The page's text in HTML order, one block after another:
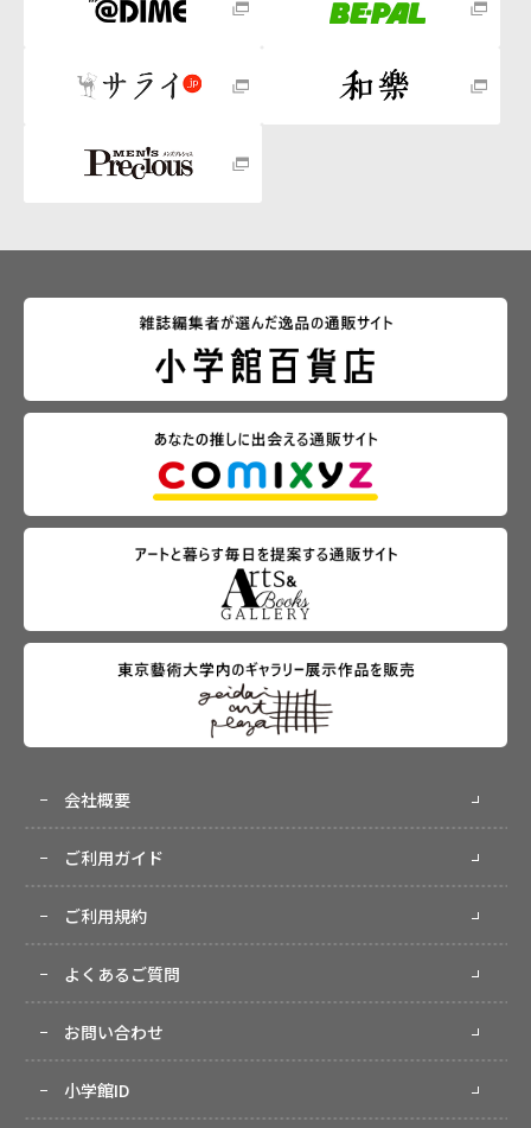
会社概要
ご利用ガイド
ご利用規約
よくあるご質問
お問い合わせ
小学館ID